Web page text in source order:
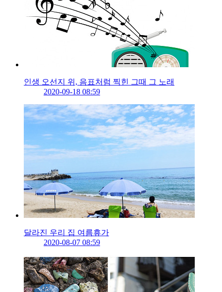
인생 오선지 위, 음표처럼 찍힌 그때 그 노래
2020-09-18 08:59
달라진 우리 집 여름휴가
2020-08-07 08:59